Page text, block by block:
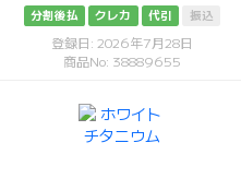
分割後払 クレカ 代引 振込
登録日: 2026年7月28日
商品No: 38889655